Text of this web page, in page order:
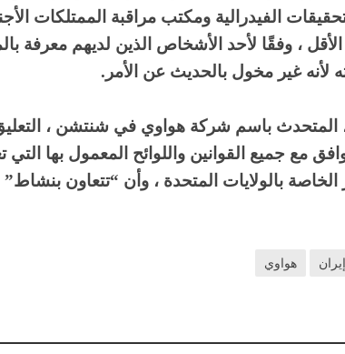
الفيدرالية ومكتب مراقبة الممتلكات
2017 على الأقل ، وفقًا لأحد الأشخاص الذين لديهم معرفة
غير مخول بالحديث عن الأمر.
باسم شركة هواوي في شنتشن ،
مع جميع القوانين واللوائح المعمول بها
الخاصة بالولايات المتحدة ، وأن “تتعاون
هواوي